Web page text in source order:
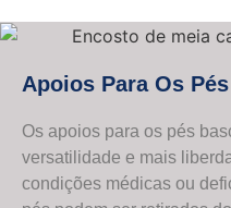
Apoios Para Os
Os apoios para os pés
versatilidade e mais
condições médicas ou